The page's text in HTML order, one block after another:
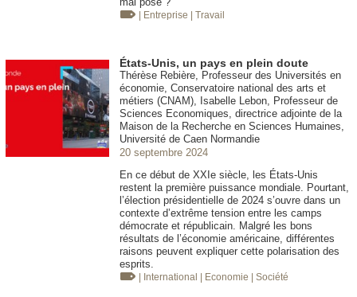
| Entreprise | Travail
États-Unis, un pays en plein doute
Thérèse Rebière, Professeur des Universités en
économie, Conservatoire national des arts et
métiers (CNAM), Isabelle Lebon, Professeur de
Sciences Economiques, directrice adjointe de la
Maison de la Recherche en Sciences Humaines,
Université de Caen Normandie
20 septembre 2024
En ce début de XXIe siècle, les États-Unis
restent la première puissance mondiale. Pourtant,
l’élection présidentielle de 2024 s’ouvre dans un
contexte d’extrême tension entre les camps
démocrate et républicain. Malgré les bons
résultats de l’économie américaine, différentes
raisons peuvent expliquer cette polarisation des
esprits.
| International | Economie | Société